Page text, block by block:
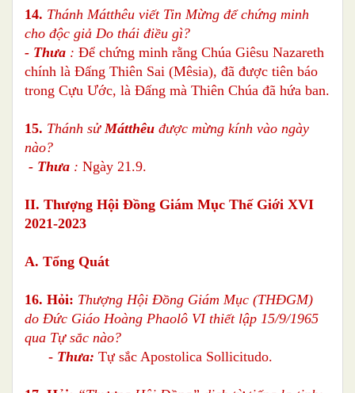
14. Thánh Mátthêu viết Tin Mừng để chứng minh
cho độc giả Do thái điều gì?
- Thưa : Để chứng minh rằng Chúa Giêsu Nazareth
chính là Đấng Thiên Sai (Mêsia), đã được tiên báo
trong Cựu Ước, là Đấng mà Thiên Chúa đã hứa ban.
15. Thánh sử Mátthêu được mừng kính vào ngày
nào?
- Thưa : Ngày 21.9.
II. Thượng Hội Đồng Giám Mục Thế Giới XVI
2021-2023
A. Tổng Quát
16. Hỏi: Thượng Hội Đồng Giám Mục (THĐGM)
do Đức Giáo Hoàng Phaolô VI thiết lập 15/9/1965
qua Tự sắc nào?
- Thưa: Tự sắc Apostolica Sollicitudo.